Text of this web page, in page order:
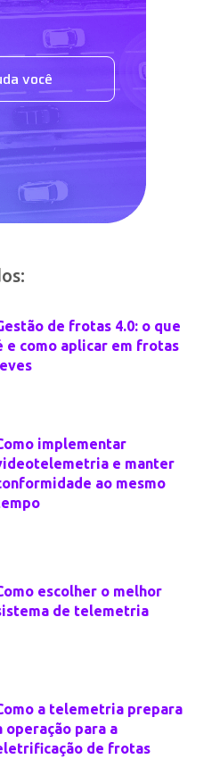
você
de frotas 4.0: o que
e como aplicar em frotas
implementar
e manter
ao mesmo
escolher o melhor
de telemetria
a telemetria prepara
operação para a
de frotas